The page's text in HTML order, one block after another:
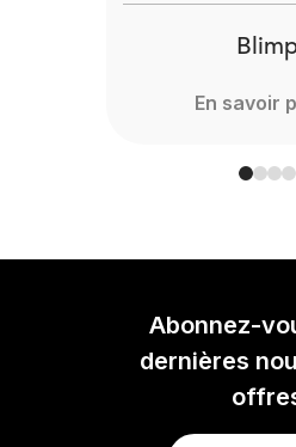
En savoir
Abonnez-
dernières